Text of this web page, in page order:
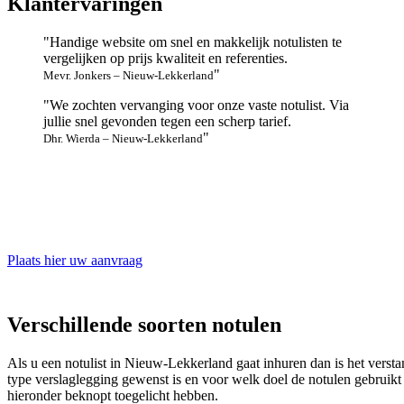
Handige website om snel en makkelijk notulisten te
vergelijken op prijs kwaliteit en referenties.
Mevr. Jonkers – Nieuw-Lekkerland
We zochten vervanging voor onze vaste notulist. Via
jullie snel gevonden tegen een scherp tarief.
Dhr. Wierda – Nieuw-Lekkerland
Plaats hier uw aanvraag
Verschillende soorten notulen
Als u een notulist in Nieuw-Lekkerland gaat inhuren dan is het
type verslaglegging gewenst is en voor welk doel de notulen
hieronder beknopt toegelicht hebben.